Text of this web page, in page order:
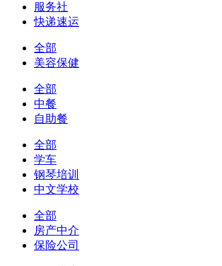
服务社
快递速运
全部
美容保健
全部
中餐
自助餐
全部
学车
钢琴培训
中文学校
全部
房产中介
保险公司